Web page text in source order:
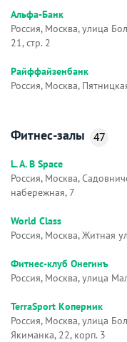
Альфа-Банк
Россия, Москва, улица
21, стр. 2
Райффайзенбанк
Россия, Москва,
Фитнес-залы 47
L. A. B Space
Россия, Москва,
набережная, 7
World Class
Россия, Москва, Житная
Фитнес-клуб Онегинъ
Россия, Москва, улица
TerraSport Коперник
Россия, Москва, улица
Якиманка, 22, корп. 3